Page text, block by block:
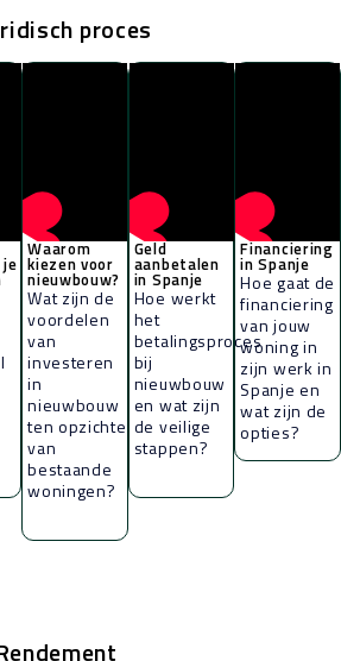
proces
Waarom
kiezen voor
nieuwbouw?
Wat zijn de
voordelen
van
investeren
in
nieuwbouw
ten opzichte
van
bestaande
woningen?
Geld
aanbetalen
in Spanje
Hoe werkt
het
betalingsproces
bij
nieuwbouw
en wat zijn
de veilige
stappen?
Financiering
in Spanje
Hoe gaat de
financiering
van jouw
woning in
zijn werk in
Spanje en
wat zijn de
opties?